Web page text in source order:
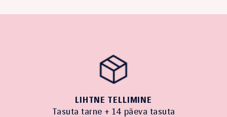
LIHTNE TELLIMINE
Tasuta tarne + 14 päeva tasuta